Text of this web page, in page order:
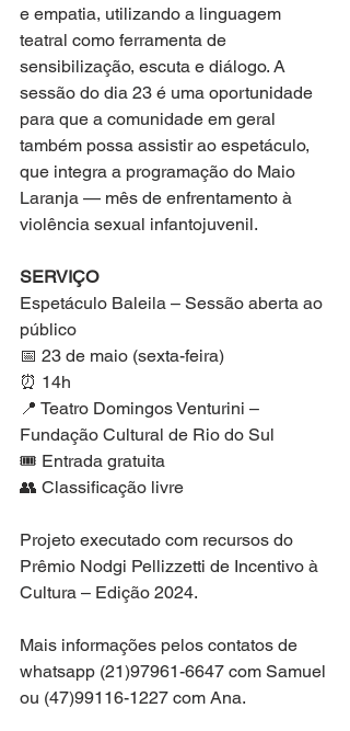
e empatia, utilizando a linguagem
teatral como ferramenta de
sensibilização, escuta e diálogo. A
sessão do dia 23 é uma oportunidade
para que a comunidade em geral
também possa assistir ao espetáculo,
que integra a programação do Maio
Laranja — mês de enfrentamento à
violência sexual infantojuvenil.
SERVIÇO
Espetáculo Baleila – Sessão aberta ao
público
📅 23 de maio (sexta-feira)
⏰ 14h
📍 Teatro Domingos Venturini –
Fundação Cultural de Rio do Sul
🎟 Entrada gratuita
👥 Classificação livre
Projeto executado com recursos do
Prêmio Nodgi Pellizzetti de Incentivo à
Cultura – Edição 2024.
Mais informações pelos contatos de
whatsapp (21)97961-6647 com Samuel
ou (47)99116-1227 com Ana.